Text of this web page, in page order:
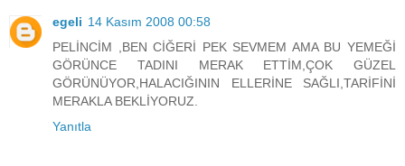
egeli 14 Kasım 2008 00:58
PELİNCİM ,BEN CİĞERİ PEK SEVMEM AMA BU YEMEĞİ
GÖRÜNCE TADINI MERAK ETTİM,ÇOK GÜZEL
GÖRÜNÜYOR,HALACIĞININ ELLERİNE SAĞLI,TARİFİNİ
MERAKLA BEKLİYORUZ.
Yanıtla